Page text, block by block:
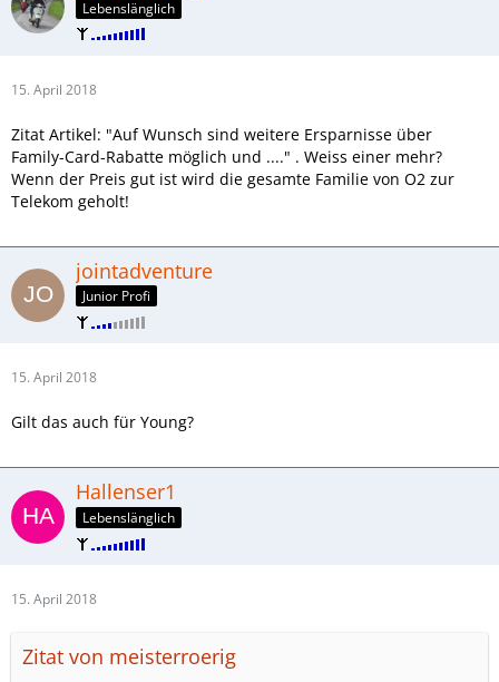
Lebenslänglich
15. April 2018
Zitat Artikel: "Auf Wunsch sind weitere Ersparnisse über
Family-Card-Rabatte möglich und ...." . Weiss einer mehr?
Wenn der Preis gut ist wird die gesamte Familie von O2 zur
Telekom geholt!
jointadventure
Junior Profi
15. April 2018
Gilt das auch für Young?
Hallenser1
Lebenslänglich
15. April 2018
Zitat von meisterroerig